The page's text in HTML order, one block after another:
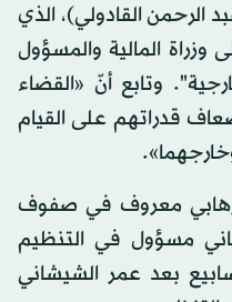
القادولي)، الذي
وزراة المالية والمسؤول
وتابع أنّ «القضاء
قدراتهم على القيام
معروف في صفوف
مسؤول في التنظيم
بعد عمر الشيشاني